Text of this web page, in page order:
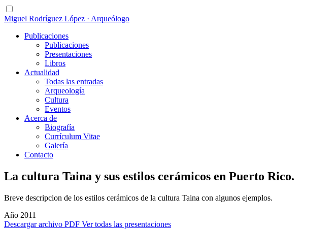
Miguel Rodríguez López · Arqueólogo
Publicaciones
Publicaciones
Presentaciones
Libros
Actualidad
Todas las entradas
Arqueología
Cultura
Eventos
Acerca de
Biografía
Currículum Vitae
Galería
Contacto
La cultura Taina y sus estilos cerámicos en Puerto Rico.
Breve descripcion de los estilos cerámicos de la cultura Taina con algunos ejemplos.
Año 2011
Descargar archivo PDF Ver todas las presentaciones